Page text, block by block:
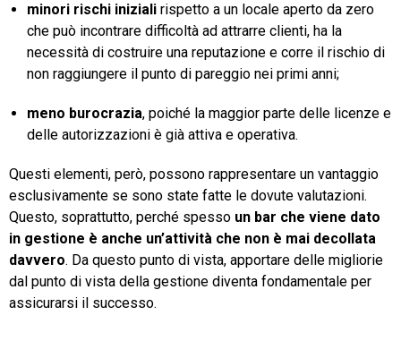
minori rischi iniziali rispetto a un locale aperto da zero
che può incontrare difficoltà ad attrarre clienti, ha la
necessità di costruire una reputazione e corre il rischio di
non raggiungere il punto di pareggio nei primi anni;
meno burocrazia, poiché la maggior parte delle licenze e
delle autorizzazioni è già attiva e operativa.
Questi elementi, però, possono rappresentare un vantaggio
esclusivamente se sono state fatte le dovute valutazioni.
Questo, soprattutto, perché spesso un bar che viene dato
in gestione è anche un’attività che non è mai decollata
davvero. Da questo punto di vista, apportare delle migliorie
dal punto di vista della gestione diventa fondamentale per
assicurarsi il successo.